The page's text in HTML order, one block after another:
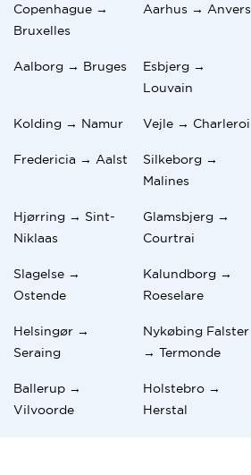
Copenhague →
Bruxelles
Aarhus → Anvers
Aalborg → Bruges
Esbjerg →
Louvain
Kolding → Namur Vejle → Charleroi
Fredericia → Aalst
Silkeborg →
Malines
Hjørring → Sint-
Niklaas
Glamsbjerg →
Courtrai
Slagelse →
Ostende
Kalundborg →
Roeselare
Helsingør →
Seraing
Nykøbing Falster
→ Termonde
Ballerup →
Vilvoorde
Holstebro →
Herstal